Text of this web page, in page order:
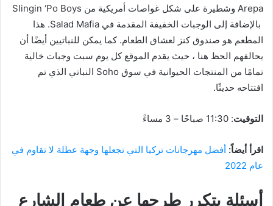
Arepa وشطيرة على شكل غواصات أمريكية من Slingin ‘Po Boys
بالإضافة إلى الوجبات الخفيفة المقدمة في Salad Mafia. هذا
المطعم هو صندوق كنز لعشاق الطعام. كما يمكن للنباتيين أيضًا أن
يحالفهم الحظ هنا ، حيث يقدم الموقع كل يوم سبت وجبات خالية
تمامًا من المنتجات الحيوانية في سوق Soho النباتي الذي تم
افتتاحه حديثًا.
التوقيت: 11:30 صباحًا – 3 مساءً
اقرأ أيضاً: أفضل مهرجانات تركيا التي تجعلها وجهة عطلة لا تقاوم في
عام 2022
أسئلة يتكرر طرحها عن طعام الشارع